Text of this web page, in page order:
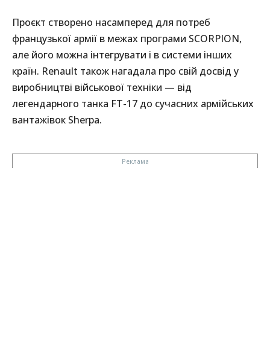
Проєкт створено насамперед для потреб
французької армії в межах програми SCORPION,
але його можна інтегрувати і в системи інших
країн. Renault також нагадала про свій досвід у
виробництві військової техніки — від
легендарного танка FT-17 до сучасних армійських
вантажівок Sherpa.